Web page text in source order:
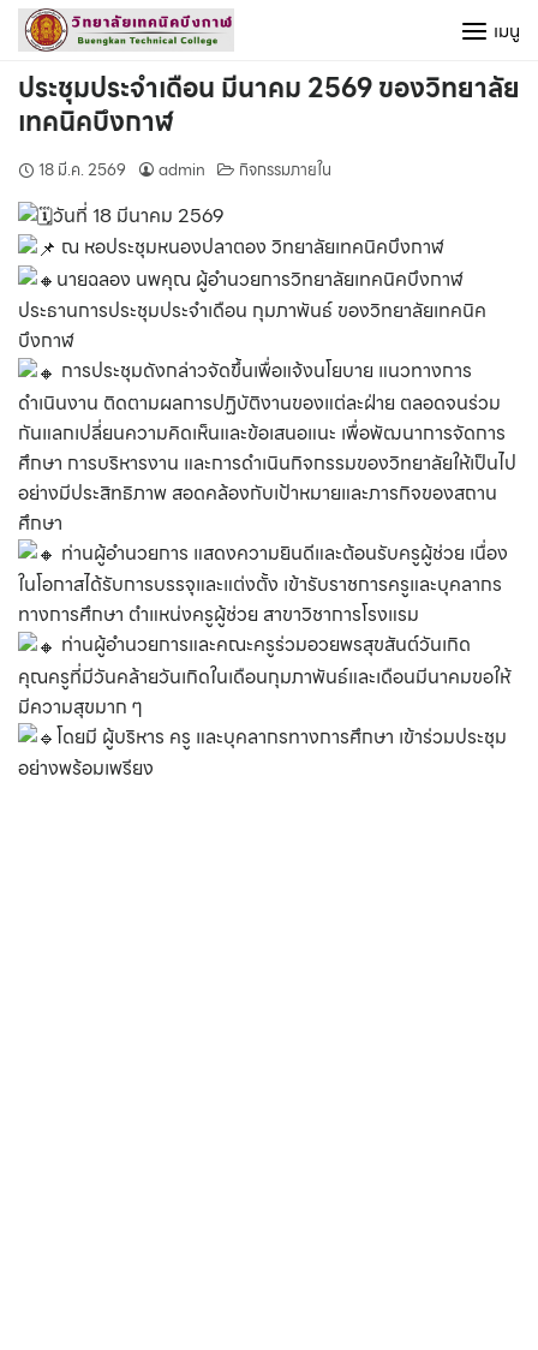
Skip
content
เมนู
ประชุมประจำเดือน มีนาคม 2569 ของวิทยาลัย
เทคนิคบึงกาฬ
18 มี.ค. 2569 admin กิจกรรมภายใน
วันที่ 18 มีนาคม 2569
ณ หอประชุมหนองปลาตอง วิทยาลัยเทคนิคบึงกาฬ
นายฉลอง นพคุณ ผู้อำนวยการวิทยาลัยเทคนิคบึงกาฬ
ประธานการประชุมประจำเดือน กุมภาพันธ์ ของวิทยาลัยเทคนิค
บึงกาฬ
การประชุมดังกล่าวจัดขึ้นเพื่อแจ้งนโยบาย แนวทางการ
ดำเนินงาน ติดตามผลการปฏิบัติงานของแต่ละฝ่าย ตลอดจนร่วม
กันแลกเปลี่ยนความคิดเห็นและข้อเสนอแนะ เพื่อพัฒนาการจัดการ
ศึกษา การบริหารงาน และการดำเนินกิจกรรมของวิทยาลัยให้เป็นไป
อย่างมีประสิทธิภาพ สอดคล้องกับเป้าหมายและภารกิจของสถาน
ศึกษา
ท่านผู้อำนวยการ แสดงความยินดีและต้อนรับครูผู้ช่วย เนื่อง
ในโอกาสได้รับการบรรจุและแต่งตั้ง เข้ารับราชการครูและบุคลากร
ทางการศึกษา ตำแหน่งครูผู้ช่วย สาขาวิชาการโรงแรม
ท่านผู้อำนวยการและคณะครูร่วมอวยพรสุขสันต์วันเกิด
คุณครูที่มีวันคล้ายวันเกิดในเดือนกุมภาพันธ์และเดือนมีนาคมขอให้
มีความสุขมาก ๆ
โดยมี ผู้บริหาร ครู และบุคลากรทางการศึกษา เข้าร่วมประชุม
อย่างพร้อมเพรียง